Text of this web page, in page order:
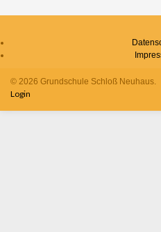
© 2026 Grundschule Schloß Neuhaus.
Login